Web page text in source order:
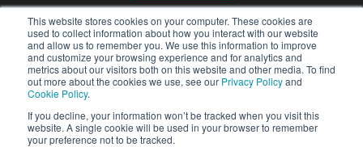
This website stores cookies on your computer. These cookies are
used to collect information about how you interact with our website
and allow us to remember you. We use this information to improve
and customize your browsing experience and for analytics and
metrics about our visitors both on this website and other media. To find
out more about the cookies we use, see our Privacy Policyand
Cookie Policy.
If you decline, your information won’t be tracked when you visit this
website. A single cookie will be used in your browser to remember
your preference not to be tracked.
KUNDENBETREUUNG
PARTNER-PORTAL